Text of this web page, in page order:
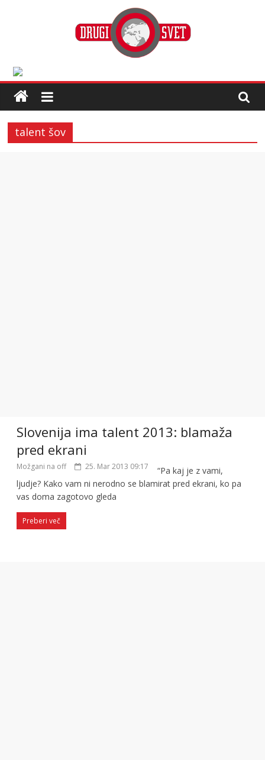
talent šov
Slovenija ima talent 2013: blamaža
pred ekrani
Možgani na off 25. Mar 2013 09:17
“Pa kaj je z vami,
ljudje? Kako vam ni nerodno se blamirat pred ekrani, ko pa
vas doma zagotovo gleda
Preberi več